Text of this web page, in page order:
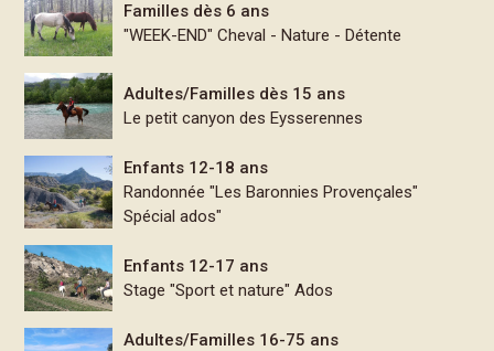
Familles dès 6 ans
"WEEK-END" Cheval - Nature - Détente
Adultes/Familles dès 15 ans
Le petit canyon des Eysserennes
Enfants 12-18 ans
Randonnée "Les Baronnies Provençales"
Spécial ados"
Enfants 12-17 ans
Stage "Sport et nature" Ados
Adultes/Familles 16-75 ans